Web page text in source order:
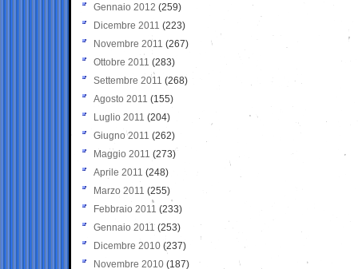
Gennaio 2012 (259)
Dicembre 2011 (223)
Novembre 2011 (267)
Ottobre 2011 (283)
Settembre 2011 (268)
Agosto 2011 (155)
Luglio 2011 (204)
Giugno 2011 (262)
Maggio 2011 (273)
Aprile 2011 (248)
Marzo 2011 (255)
Febbraio 2011 (233)
Gennaio 2011 (253)
Dicembre 2010 (237)
Novembre 2010 (187)